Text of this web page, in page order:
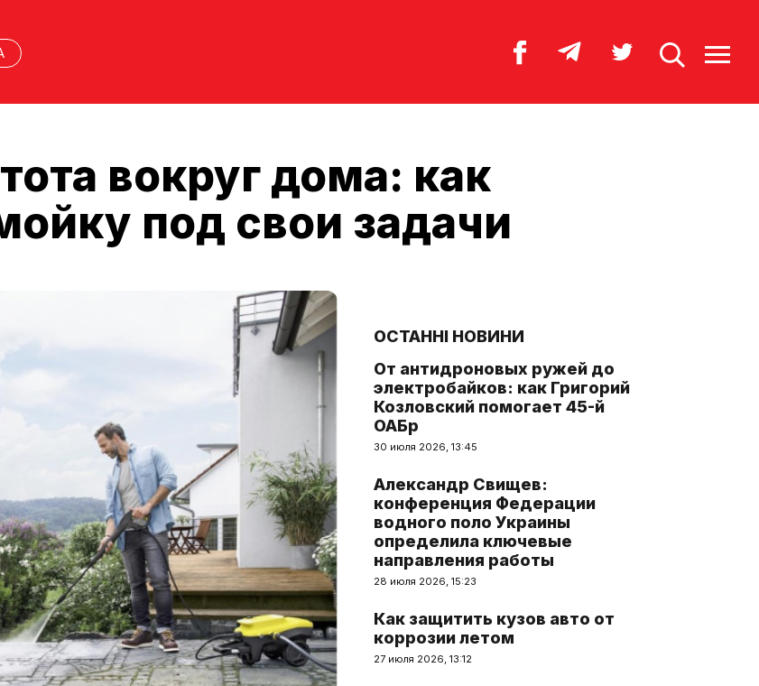
вокруг дома: как
под свои задачи
ОСТАННІ НОВИНИ
От антидроновых ружей до
электробайков: как Григорий
Козловский помогает 45-й
ОАБр
30 июля 2026, 13:45
Александр Свищев:
конференция Федерации
водного поло Украины
определила ключевые
направления работы
28 июля 2026, 15:23
Как защитить кузов авто от
коррозии летом
27 июля 2026, 13:12